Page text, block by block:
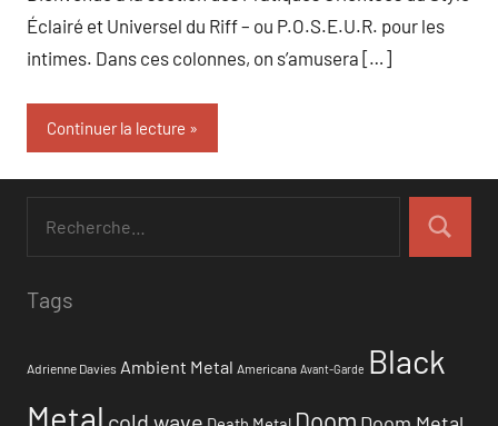
Éclairé et Universel du Riff – ou P.O.S.E.U.R. pour les
intimes. Dans ces colonnes, on s’amusera […]
Continuer la lecture
Tags
Adrienne Davies Ambient Metal Americana Avant-Garde Black
Metal